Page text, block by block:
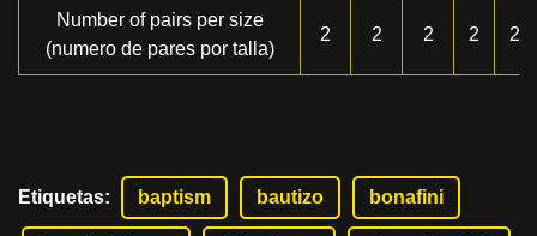
Number of pairs per size
(numero de pares por talla)
2 2 2 2 2
Etiquetas: baptism bautizo bonafini